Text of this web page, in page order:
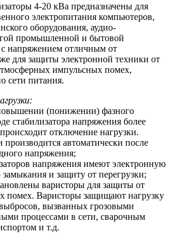
4-20 кВа предназначены для
электропитания компьютеров,
оборудования, аудио-
промышленной и бытовой
с напряжением отличным от
для защиты электронной техники от
импульсных помех,
сети питания.
(понижении) фазного
стабилизатора напряжения более
отключение нагрузки.
автоматически после
напряжения;
напряжения имеют электронную
замыкания и защиту от перегрузки;
варисторы для защиты от
Варисторы защищают нагрузку
вызванных грозовыми
процессами в сети, сварочным
и т.д.